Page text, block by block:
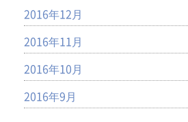
2016年12月
2016年11月
2016年10月
2016年9月